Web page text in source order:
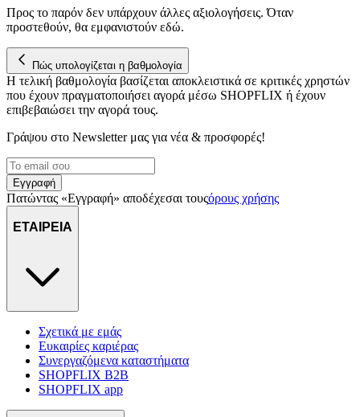
Προς το παρόν δεν υπάρχουν άλλες αξιολογήσεις. Όταν
προστεθούν, θα εμφανιστούν εδώ.
Πώς υπολογίζεται η βαθμολογία
Η τελική βαθμολογία βασίζεται αποκλειστικά σε κριτικές χρηστών
που έχουν πραγματοποιήσει αγορά μέσω SHOPFLIX ή έχουν
επιβεβαιώσει την αγορά τους.
Γράψου στο Νewsletter μας για νέα & προσφορές!
Εγγραφή
Πατώντας «Εγγραφή» αποδέχεσαι τουςόρους χρήσης
ΕΤΑΙΡΕΙΑ
Σχετικά με εμάς
Ευκαιρίες καριέρας
Συνεργαζόμενα καταστήματα
SHOPFLIX B2B
SHOPFLIX app